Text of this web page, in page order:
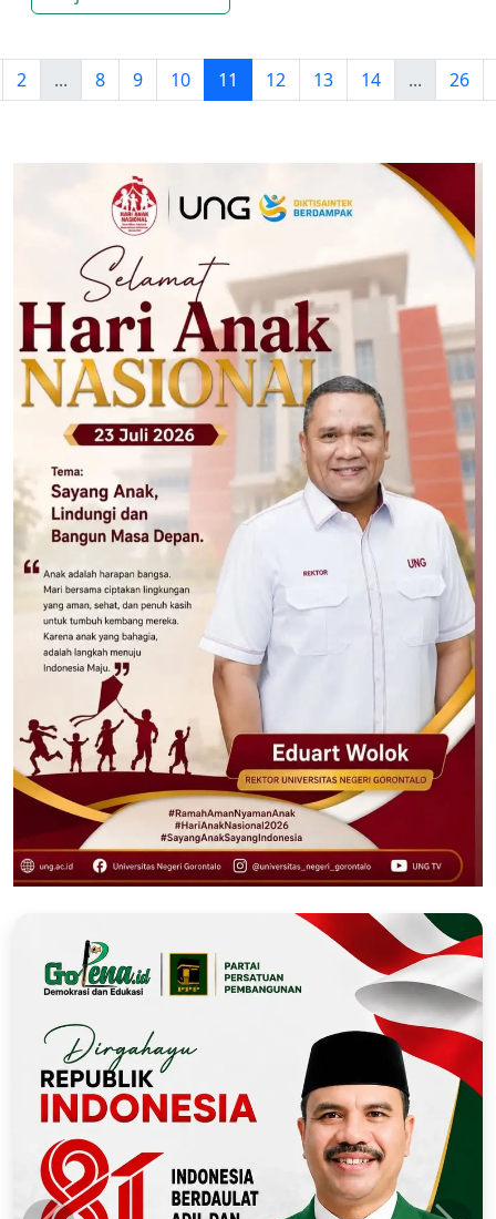
2 ... 8 9 10 11 12 13 14 ... 26